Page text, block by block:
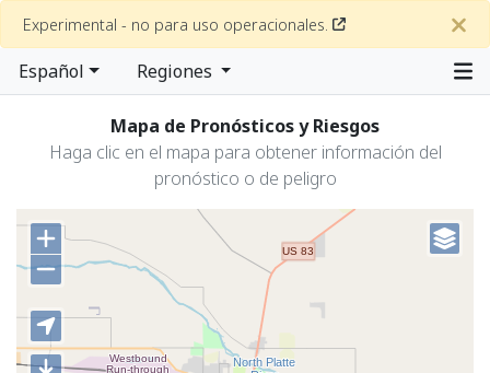
Experimental - no para uso operacionales.
Español Regiones
Mapa de Pronósticos y Riesgos
Haga clic en el mapa para obtener información del
pronóstico o de peligro